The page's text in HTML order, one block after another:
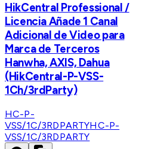
HikCentral Professional /
Licencia Añade 1 Canal
Adicional de Video para
Marca de Terceros
Hanwha, AXIS, Dahua
(HikCentral-P-VSS-
1Ch/3rdParty)
HC-P-
VSS/1C/3RDPARTYHC-P-
VSS/1C/3RDPARTY